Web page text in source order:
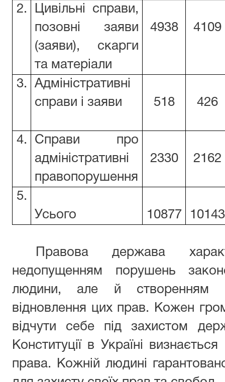
2.
Цивільні справи,
позовні заяви
(заяви), скарги
та матеріали
4938 4109
3.
Адміністративні
справи і заяви
518 426
4.
Справи про
адміністративні
правопорушення
2330 2162
5.
Усього
10877 10143
Правова держава
недопущенням порушень
людини, але й створенням
відновлення цих прав. Кожен
відчути себе під захистом
Конституції в Україні
права. Кожній людині